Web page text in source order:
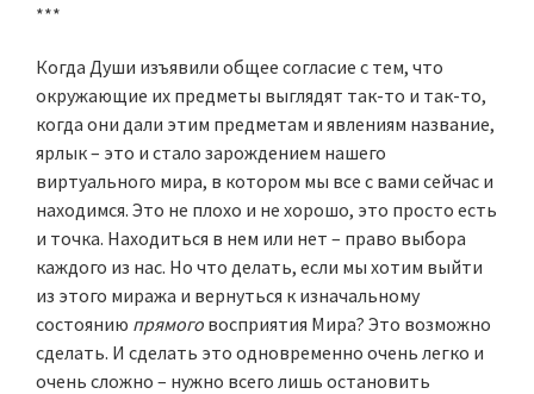
***
Когда Души изъявили общее согласие с тем, что
окружающие их предметы выглядят так-то и так-то,
когда они дали этим предметам и явлениям название,
ярлык – это и стало зарождением нашего
виртуального мира, в котором мы все с вами сейчас и
находимся. Это не плохо и не хорошо, это просто есть
и точка. Находиться в нем или нет – право выбора
каждого из нас. Но что делать, если мы хотим выйти
из этого миража и вернуться к изначальному
состоянию прямого восприятия Мира? Это возможно
сделать. И сделать это одновременно очень легко и
очень сложно – нужно всего лишь остановить